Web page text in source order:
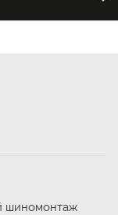
шиномонтаж